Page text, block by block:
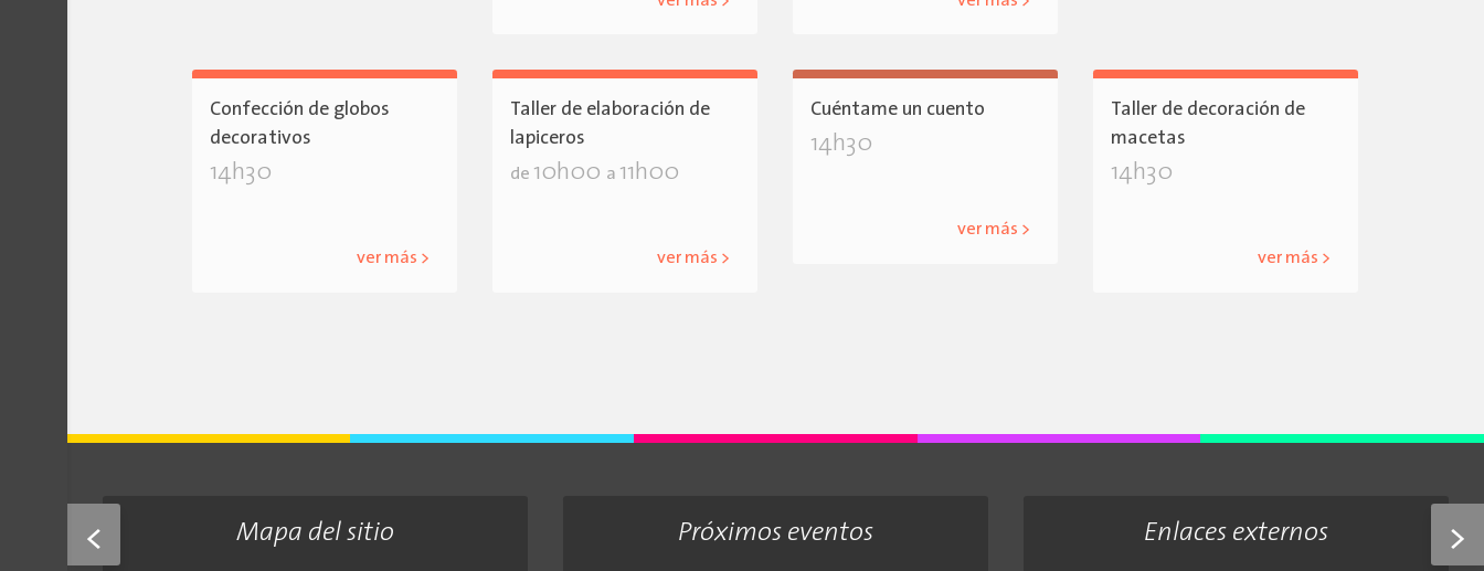
< >
Confección de globos
decorativos
14h30
ver más >
Taller de elaboración de
lapiceros
de 10h00 a 11h00
ver más >
Cuéntame un cuento
14h30
ver más >
Taller de decoración de
macetas
14h30
ver más >
Mapa del sitio Próximos eventos Enlaces externos